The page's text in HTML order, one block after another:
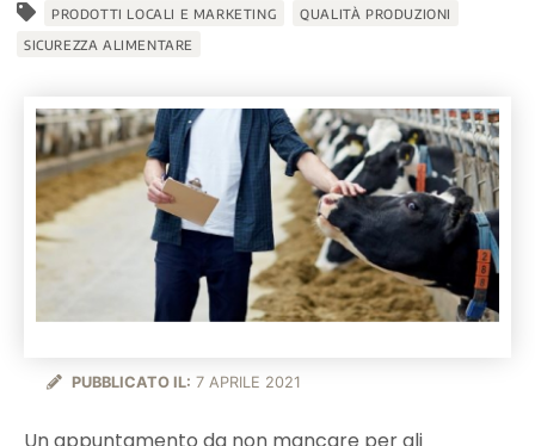
PRODOTTI LOCALI E MARKETING
QUALITÀ PRODUZIONI
SICUREZZA ALIMENTARE
PUBBLICATO IL: 7 APRILE 2021
Un appuntamento da non mancare per gli